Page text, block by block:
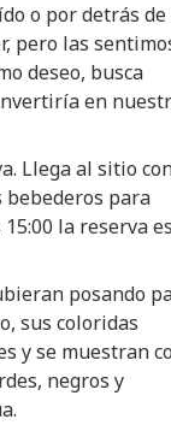
o por detrás de
pero las
deseo, busca
en
Llega al sitio
bebederos para
la reserva
posando
sus coloridas
y se muestran
negros y